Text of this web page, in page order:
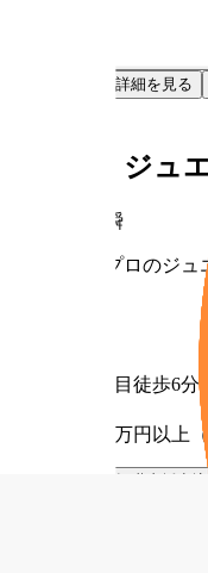
詳細を見る
【札幌】ジュ
株式会社貴瞬
未経験からプロのジ
西11丁目徒歩6分
月給30万円以上
転職支援申込